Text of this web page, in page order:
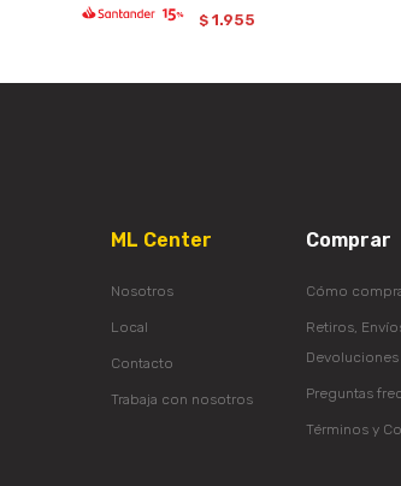
$ 1.955
ML Center
Nosotros
Local
Contacto
Trabaja con nosotros
Comprar
Cómo
Retiros,
Devoluciones
Preguntas
Términos y